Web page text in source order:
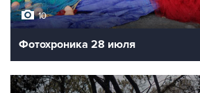
10
Фотохроника 28 июля